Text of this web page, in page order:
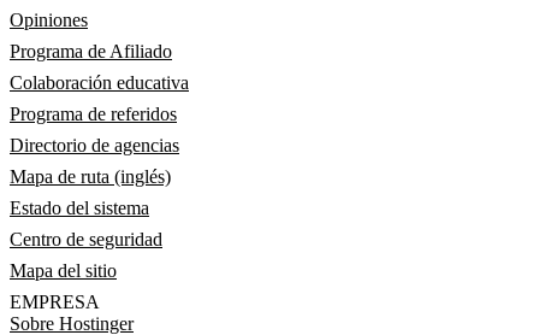
Opiniones
Programa de Afiliado
Colaboración educativa
Programa de referidos
Directorio de agencias
Mapa de ruta (inglés)
Estado del sistema
Centro de seguridad
Mapa del sitio
EMPRESA
Sobre Hostinger